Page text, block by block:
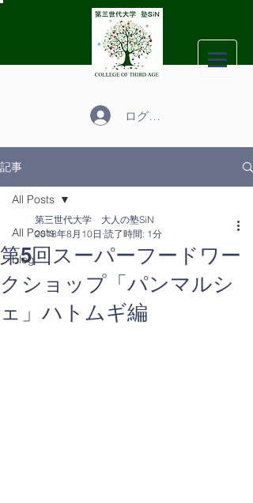
ログイン
記事
All Posts
blog
All Posts
第5回スーパーフードワー
クショップ「パンマルシ
ェ」ハトムギ編
第三世代大学 大人の塾SiN
2018年8月10日 読了時間: 1分